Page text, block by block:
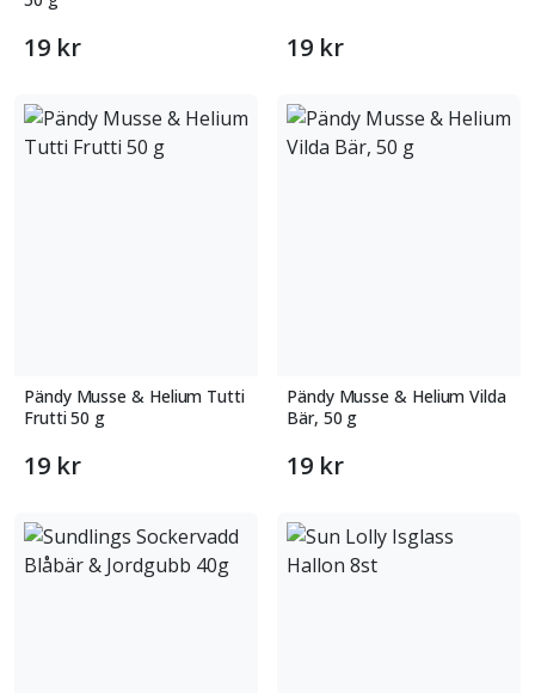
19 kr 19 kr
Pändy Musse & Helium Tutti
Frutti 50 g
19 kr
Pändy Musse & Helium Vilda
Bär, 50 g
19 kr